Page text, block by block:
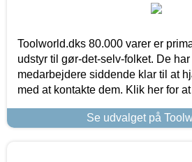
Toolworld.dks 80.000 varer er
udstyr til gør-det-selv-folket. De
medarbejdere siddende klar til at
med at kontakte dem. Klik her for
Se udvalget på